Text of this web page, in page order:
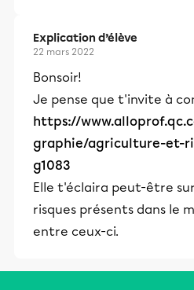
Explication d’élève
22 mars 2022
Bonsoir!
Je pense que t'invite à
https://
graphie/agriculture-et-
g1083
Elle t'éclaira peut-être
risques présents dans le
entre ceux-ci.